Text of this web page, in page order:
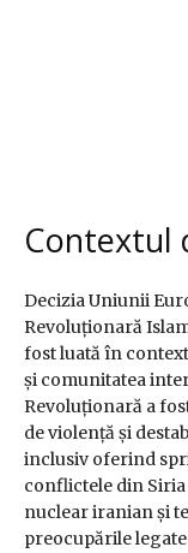
Contextul
Decizia Uniunii
Revoluționară
fost luată în
și comunitatea
Revoluționară a
de violență și
inclusiv oferind
conflictele din Siria
nuclear iranian și
preocupările